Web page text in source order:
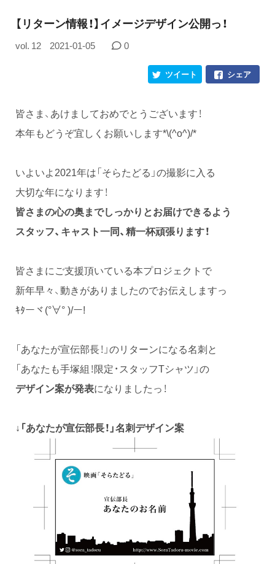
【リターン情報！】イメージデザイン公開っ！
vol. 12 2021-01-05 0
シェア
ツイート
皆さま、あけましておめでとうございます！
本年もどうぞ宜しくお願いします*\(^o^)/*
いよいよ2021年は「そらたどる」の撮影に入る
大切な年になります！
皆さまの心の奥までしっかりとお届けできるよう
スタッフ、キャスト一同、精一杯頑張ります！
皆さまにご支援頂いている本プロジェクトで
新年早々、動きがありましたのでお伝えしますっ
ｷﾀーヾ(°∀° )/ー!
「あなたが宣伝部長！」のリターンになる名刺と
「あなたも手塚組！限定・スタッフTシャツ」の
デザイン案が発表になりましたっ！
↓「あなたが宣伝部長！」名刺デザイン案